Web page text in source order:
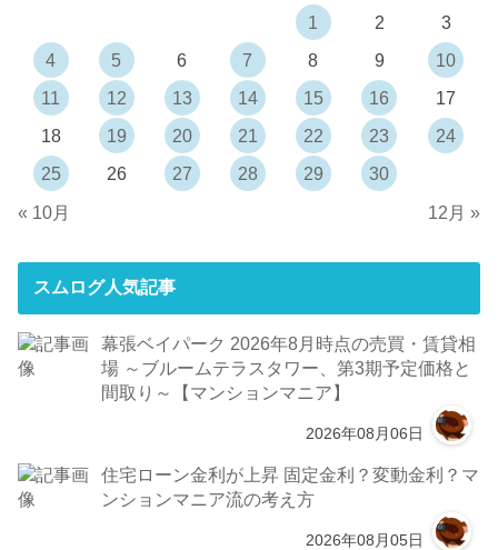
1
2
3
4
5 6 7 8 9
10
11
12 13 14 15 16
17
18
19 20 21 22 23
24
25
26 27 28 29
30
« 10月
12月 »
スムログ人気記事
幕張ベイパーク 2026年8月時点の売買・賃貸相
場 ～ブルームテラスタワー、第3期予定価格と
間取り～【マンションマニア】
2026年08月06日
住宅ローン金利が上昇 固定金利？変動金利？マ
ンションマニア流の考え方
2026年08月05日